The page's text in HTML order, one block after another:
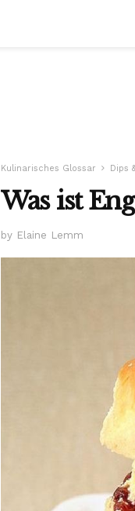
Kulinarisches Glossar Dips
Was ist
by Elaine Lemm